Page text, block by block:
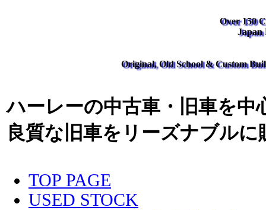
Over 150
Japan
Original, Old School & Custom
ハーレーの中古車・旧車を中
良質な旧車をリーズナブル
TOP PAGE
USED STOCK